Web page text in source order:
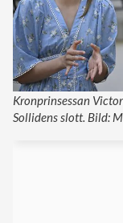
Kronprinsessan
Sollidens slott. Bild: